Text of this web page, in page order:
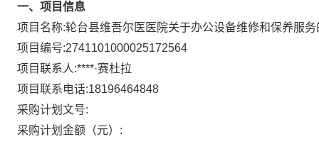
一、项目信息
项目名称:轮台县维吾尔医医院关于办公设备维修和保养服
项目编号:2741101000025172564
项目联系人:****·赛杜拉
项目联系电话:18196464848
采购计划文号:
采购计划金额（元）: